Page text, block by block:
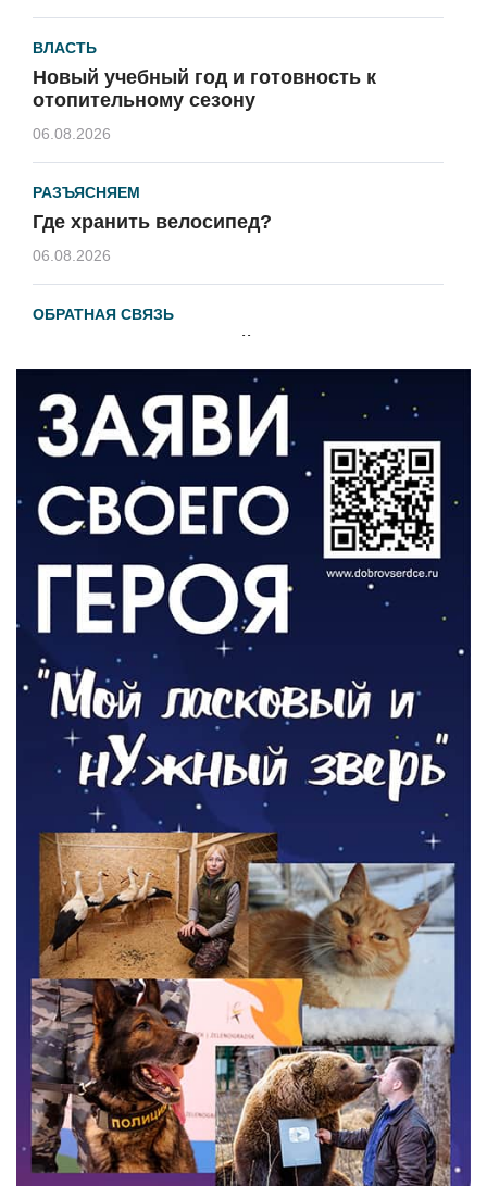
ВЛАСТЬ
Новый учебный год и готовность к
отопительному сезону
06.08.2026
РАЗЪЯСНЯЕМ
Где хранить велосипед?
06.08.2026
ОБРАТНАЯ СВЯЗЬ
Администрация онлайн
ВЛАСТЬ
День памяти и «Симфония народов»
06.08.2026
Новый настил на экотропе
05.08.2026